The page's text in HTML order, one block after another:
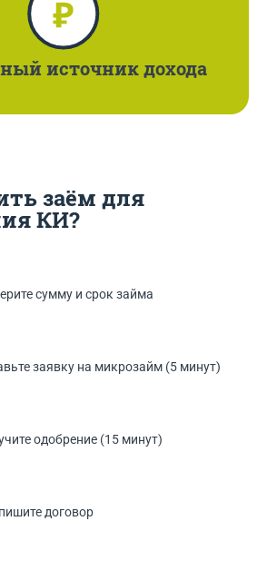
источник дохода
заём для
КИ?
сумму и срок займа
заявку на микрозайм (5 минут)
одобрение (15 минут)
договор